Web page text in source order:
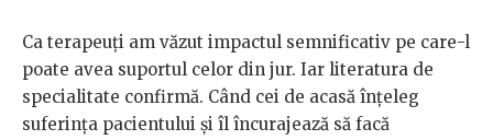
Ca terapeuți am văzut impactul semnificativ pe care-l
poate avea suportul celor din jur. Iar literatura de
specialitate confirmă. Când cei de acasă înțeleg
suferința pacientului și îl încurajează să facă